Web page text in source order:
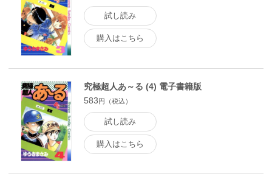
試し読み
購入はこちら
究極超人あ～る (4) 電子書籍版
583円（税込）
試し読み
購入はこちら